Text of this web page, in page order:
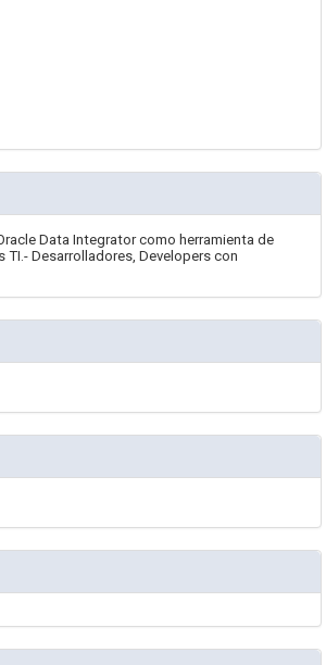
Data Integrator como herramienta de
Desarrolladores, Developers con